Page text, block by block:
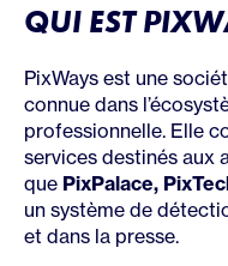
QUI EST
PixWays est une
connue dans
professionnelle. Elle
services destinés aux
que PixPalace,
un système de
et dans la presse.